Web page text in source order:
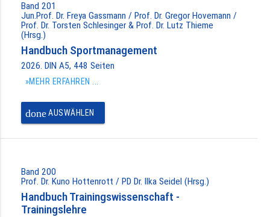
Band 201
Jun.Prof. Dr. Freya Gassmann / Prof. Dr. Gregor Hovemann /
Prof. Dr. Torsten Schlesinger & Prof. Dr. Lutz Thieme
(Hrsg.)
Handbuch Sportmanagement
2026. DIN A5, 448 Seiten
»MEHR ERFAHREN ...
doneAUSWÄHLEN
Band 200
Prof. Dr. Kuno Hottenrott / PD Dr. Ilka Seidel (Hrsg.)
Handbuch Trainingswissenschaft -
Trainingslehre